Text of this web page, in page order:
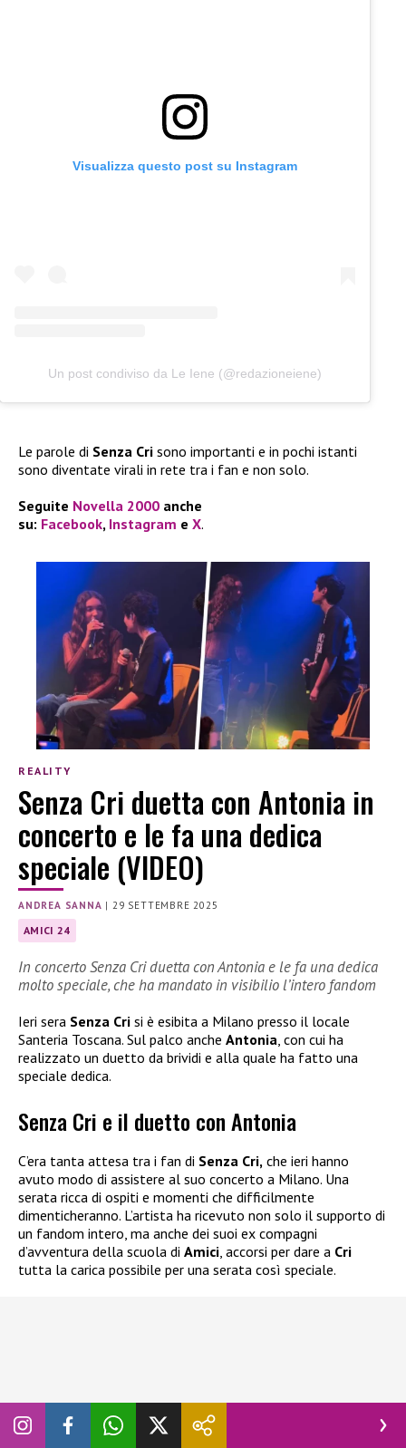
Visualizza questo post su Instagram
Un post condiviso da Le Iene (@redazioneiene)
Le parole di Senza Cri sono importanti e in pochi istanti
sono diventate virali in rete tra i fan e non solo.
Seguite Novella 2000 anche
su: Facebook, Instagram e X.
REALITY
Senza Cri duetta con Antonia in
concerto e le fa una dedica
speciale (VIDEO)
ANDREA SANNA |29 SETTEMBRE 2025
AMICI 24
In concerto Senza Cri duetta con Antonia e le fa una dedica
molto speciale, che ha mandato in visibilio l’intero fandom
Ieri sera Senza Cri si è esibita a Milano presso il locale
Santeria Toscana. Sul palco anche Antonia , con cui ha
realizzato un duetto da brividi e alla quale ha fatto una
speciale dedica.
Senza Cri e il duetto con Antonia
C’era tanta attesa tra i fan di Senza Cri, che ieri hanno
avuto modo di assistere al suo concerto a Milano. Una
serata ricca di ospiti e momenti che difficilmente
dimenticheranno. L’artista ha ricevuto non solo il supporto di
un fandom intero, ma anche dei suoi ex compagni
d’avventura della scuola di Amici, accorsi per dare a Cri
tutta la carica possibile per una serata così speciale.